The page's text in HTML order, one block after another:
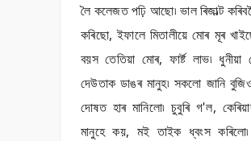
লৈ কলেজত পঢ়ি আছো৷ ভাল ৰিজাল্ট
কৰিছো, ইফালে মিতালীয়ে মোৰ মূৰ
বয়স তেতিয়া মোৰ, ফাৰ্ষ্ট লাভ৷ ধুনীয়া
দেউতাক ডাঙৰ মানুহ৷ সকলো জানি
দোষত হাৰ মানিলো৷ চুবুৰি গ'ল,
মানুহে কয়, মই তাইক ধ্বংস কৰিলো৷